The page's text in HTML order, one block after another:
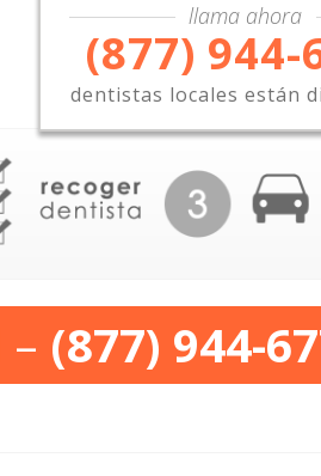
llama ahora
(877) 944-
dentistas locales están
– (877) 944-